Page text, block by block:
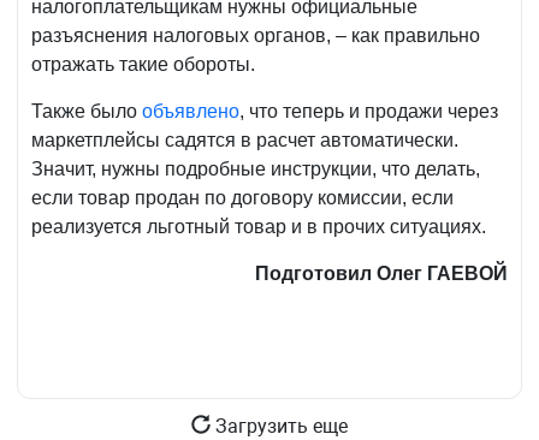
налогоплательщикам нужны официальные
разъяснения налоговых органов, – как правильно
отражать такие обороты.
Также было объявлено, что теперь и продажи через
маркетплейсы садятся в расчет автоматически.
Значит, нужны подробные инструкции, что делать,
если товар продан по договору комиссии, если
реализуется льготный товар и в прочих ситуациях.
Подготовил Олег ГАЕВОЙ
Загрузить еще